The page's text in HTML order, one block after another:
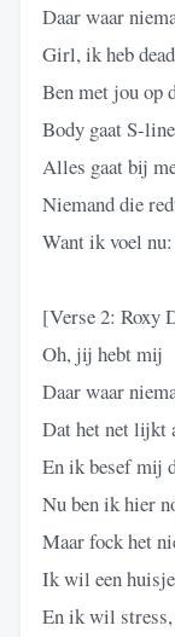
Daar waar
Girl, ik heb
Ben met jou op
Body gaat S-line
Alles gaat bij
Niemand die
Want ik voel
[Verse 2: Roxy
Oh, jij hebt mij
Daar waar
Dat het net lijkt
En ik besef mij
Nu ben ik hier
Maar fock het
Ik wil een
En ik wil stress,